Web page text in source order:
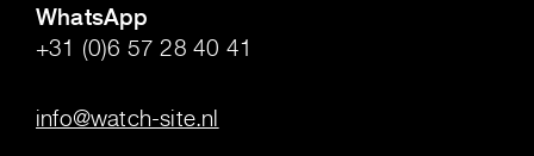
WhatsApp
+31 (0)6 57 28 40 41
info@watch-site.nl